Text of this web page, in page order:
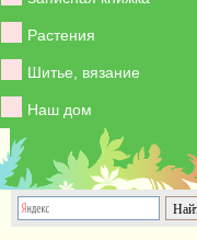
Растения
Шитье, вязание
Наш дом